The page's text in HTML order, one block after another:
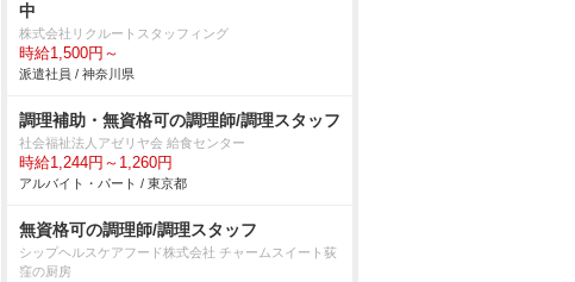
中
株式会社リクルートスタッフィング
時給1,500円～
派遣社員 / 神奈川県
調理補助・無資格可の調理師/調理スタッフ
社会福祉法人アゼリヤ会 給食センター
時給1,244円～1,260円
アルバイト・パート / 東京都
無資格可の調理師/調理スタッフ
シップヘルスケアフード株式会社 チャームスイート荻
窪の厨房